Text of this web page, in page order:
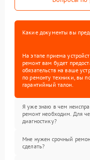
Какие документы вы
На этапе приема
ремонт вам будет
обязательств на ваше
по ремонту техники, вы
гарантийный талон.
Я уже знаю в чем
ремонт необходим. Для
диагностику?
Мне нужен срочный
сделать?